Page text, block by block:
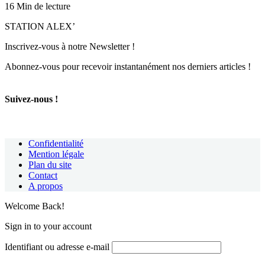
16 Min de lecture
STATION ALEX’
Inscrivez-vous à notre Newsletter !
Abonnez-vous pour recevoir instantanément nos derniers articles !
Suivez-nous !
Confidentialité
Mention légale
Plan du site
Contact
A propos
Welcome Back!
Sign in to your account
Identifiant ou adresse e-mail